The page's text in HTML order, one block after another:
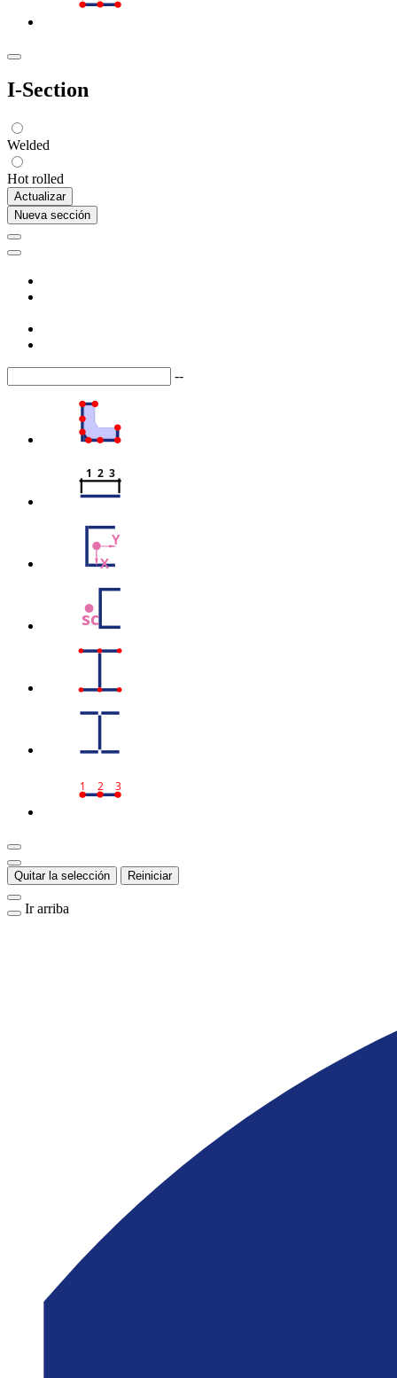
I-Section
Welded
Hot rolled
Actualizar
Nueva sección
--
1  2  3
Y
X
sc
1 2 3
Quitar la selección Reiniciar
Ir arriba